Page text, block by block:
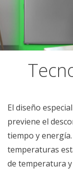
El diseño
previene el
tiempo y
temperaturas
de temperatura